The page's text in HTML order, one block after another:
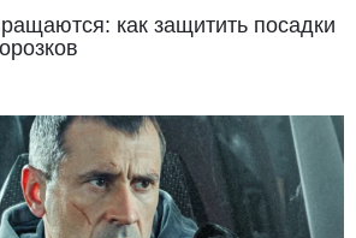
как защитить посадки